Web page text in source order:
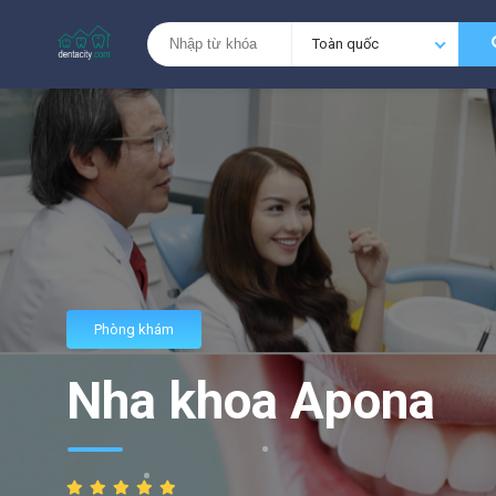
Toàn quốc
Phòng khám
Nha khoa Apona